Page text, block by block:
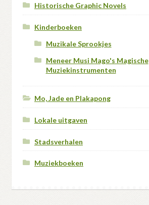
Historische Graphic Novels
Kinderboeken
Muzikale Sprookjes
Meneer Musi Mago's Magische
Muziekinstrumenten
Mo, Jade en Plakapong
Lokale uitgaven
Stadsverhalen
Muziekboeken